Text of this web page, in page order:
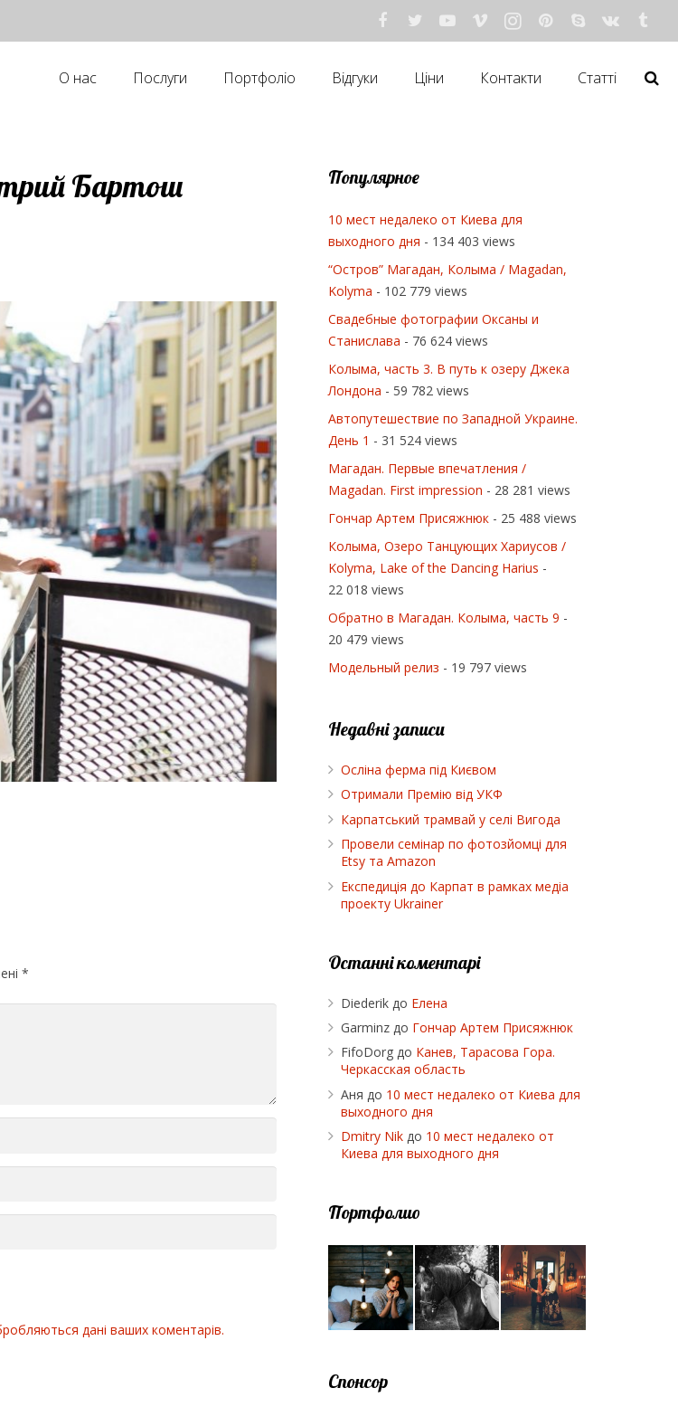
О нас Послуги Портфоліо Відгуки Ціни Контакти Статті
Бартош
*
дані ваших коментарів.
Популярное
10 мест недалеко от Киева для
выходного дня - 134 403 views
“Остров” Магадан, Колыма / Magadan,
Kolyma - 102 779 views
Свадебные фотографии Оксаны и
Станислава - 76 624 views
Колыма, часть 3. В путь к озеру Джека
Лондона - 59 782 views
Автопутешествие по Западной Украине.
День 1 - 31 524 views
Магадан. Первые впечатления /
Magadan. First impression - 28 281 views
Гончар Артем Присяжнюк - 25 488 views
Колыма, Озеро Танцующих Хариусов /
Kolyma, Lake of the Dancing Harius -
22 018 views
Обратно в Магадан. Колыма, часть 9 -
20 479 views
Модельный релиз - 19 797 views
Недавні записи
Осліна ферма під Києвом
Отримали Премію від УКФ
Карпатський трамвай у селі Вигода
Провели семінар по фотозйомці для
Etsy та Amazon
Експедиція до Карпат в рамках медіа
проекту Ukrainer
Останні коментарі
Diederik до Елена
Garminz до Гончар Артем Присяжнюк
FifoDorg до Канев, Тарасова Гора.
Черкасская область
Аня до 10 мест недалеко от Киева для
выходного дня
Dmitry Nik до 10 мест недалеко от
Киева для выходного дня
Портфолио
Спонсор